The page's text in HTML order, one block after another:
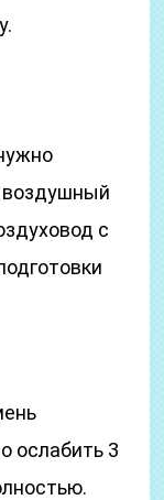
с
ослабить 3